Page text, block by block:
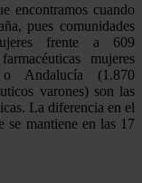
encontramos cuando
pues comunidades
frente a 609
mujeres
Andalucía (1.870
varones) son las
La diferencia en el
se mantiene en las 17